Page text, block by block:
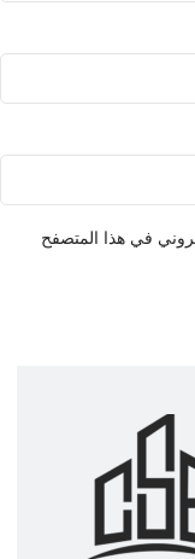
في هذا المتصفح